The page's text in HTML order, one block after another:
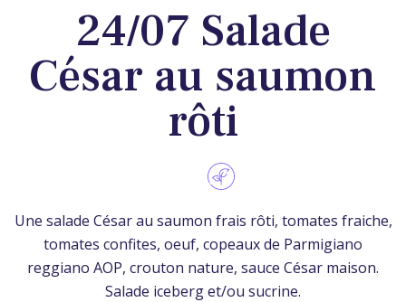
24/07 Salade
César au saumon
rôti
Une salade César au saumon frais rôti, tomates fraiche,
tomates confites, oeuf, copeaux de Parmigiano
reggiano AOP, crouton nature, sauce César maison.
Salade iceberg et/ou sucrine.